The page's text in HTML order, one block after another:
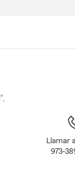
®,
Llamar
973-